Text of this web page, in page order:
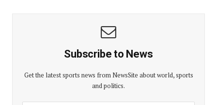
Subscribe to News
Get the latest sports news from NewsSite about world, sports
and politics.